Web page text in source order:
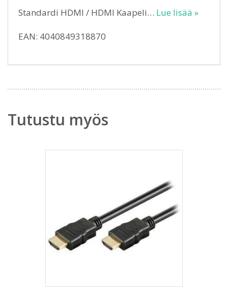
Standardi HDMI / HDMI Kaapeli… Lue lisää »
EAN: 4040849318870
Tutustu myös